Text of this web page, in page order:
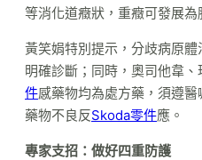
等消化道癥狀，重癥可發展為
黃笑娟特別提示，分歧病原
明確診斷；同時，奧司他韋
件感藥物均為處方藥，須遵
藥物不良反Skoda零件應。
專家支招：做好四重防護